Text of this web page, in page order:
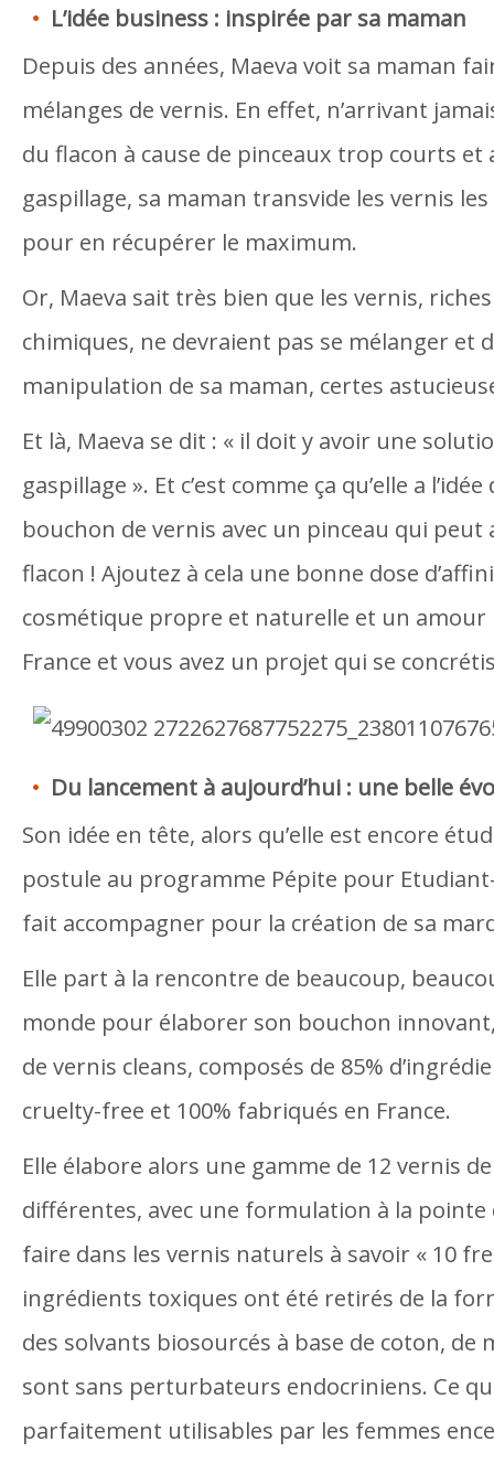
L’idée business : inspirée par sa maman
Depuis des années, Maeva voit sa maman
mélanges de vernis. En effet, n’arrivant
du flacon à cause de pinceaux trop courts
gaspillage, sa maman transvide les vernis
pour en récupérer le maximum.
Or, Maeva sait très bien que les vernis,
chimiques, ne devraient pas se mélanger et
manipulation de sa maman, certes
Et là, Maeva se dit : « il doit y avoir une
gaspillage ». Et c’est comme ça qu’elle a
bouchon de vernis avec un pinceau qui
flacon ! Ajoutez à cela une bonne dose
cosmétique propre et naturelle et un amour
France et vous avez un projet qui se
Du lancement à aujourd’hui : une belle
Son idée en tête, alors qu’elle est encore
postule au programme Pépite pour
fait accompagner pour la création de sa
Elle part à la rencontre de beaucoup,
monde pour élaborer son bouchon
de vernis cleans, composés de 85%
cruelty-free et 100% fabriqués en France.
Elle élabore alors une gamme de 12 vernis
différentes, avec une formulation à la pointe
faire dans les vernis naturels à savoir « 10
ingrédients toxiques ont été retirés de la
des solvants biosourcés à base de coton, de
sont sans perturbateurs endocriniens. Ce
parfaitement utilisables par les femmes